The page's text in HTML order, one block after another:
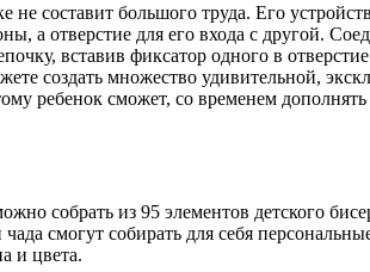
составит большого труда. Его
а отверстие для его входа с другой.
вставив фиксатор одного в
создать множество удивительной,
ребенок сможет, со временем
собрать из 95 элементов детского
смогут собирать для себя
и цвета.